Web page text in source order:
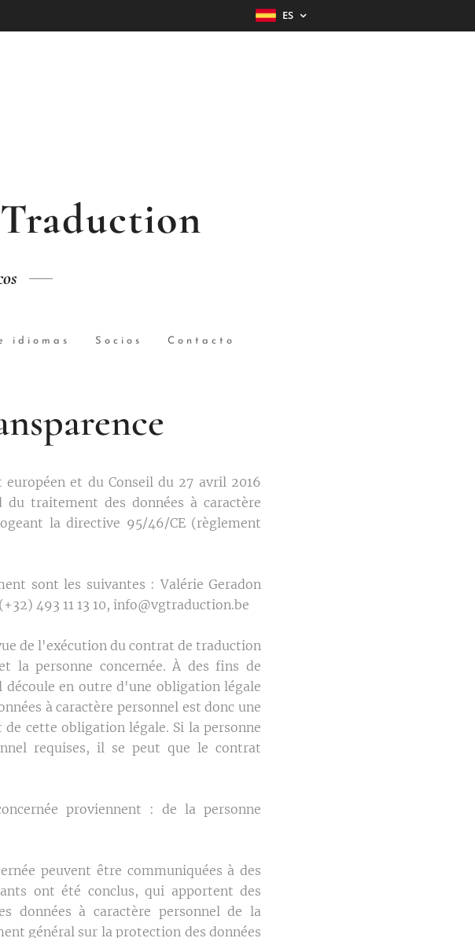
ES
Traduction
idiomas Socios Contacto
et du Conseil du 27 avril 2016
traitement des données à caractère
la directive 95/46/CE (règlement
sont les suivantes : Valérie Geradon
493 11 13 10, info@vgtraduction.be
de l'exécution du contrat de traduction
la personne concernée. À des fins de
en outre d'une obligation légale
à caractère personnel est donc une
cette obligation légale. Si la personne
requises, il se peut que le contrat
proviennent : de la personne
peuvent être communiquées à des
ont été conclus, qui apportent des
données à caractère personnel de la
général sur la protection des données